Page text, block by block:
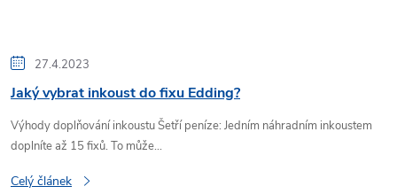
27.4.2023
Jaký vybrat inkoust do fixu Edding?
Výhody doplňování inkoustu Šetří peníze: Jedním náhradním inkoustem
doplníte až 15 fixů. To může...
Celý článek